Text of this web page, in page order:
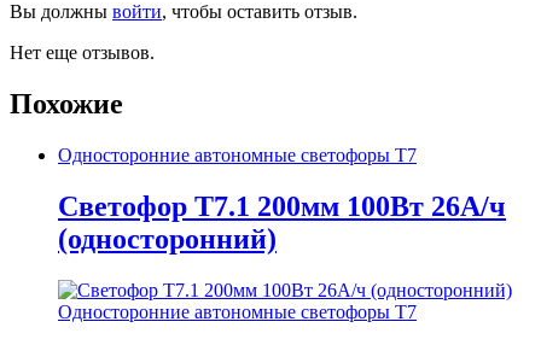
Вы должны войти, чтобы оставить отзыв.
Нет еще отзывов.
Похожие
Односторонние автономные светофоры Т7
Светофор Т7.1 200мм 100Вт 26А/ч
(односторонний)
Односторонние автономные светофоры Т7